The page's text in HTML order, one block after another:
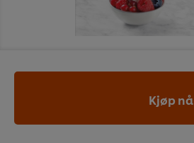
Kjøp nå